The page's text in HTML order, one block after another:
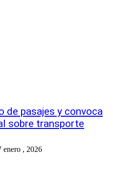
de pasajes y convoca
sobre transporte
enero , 2026